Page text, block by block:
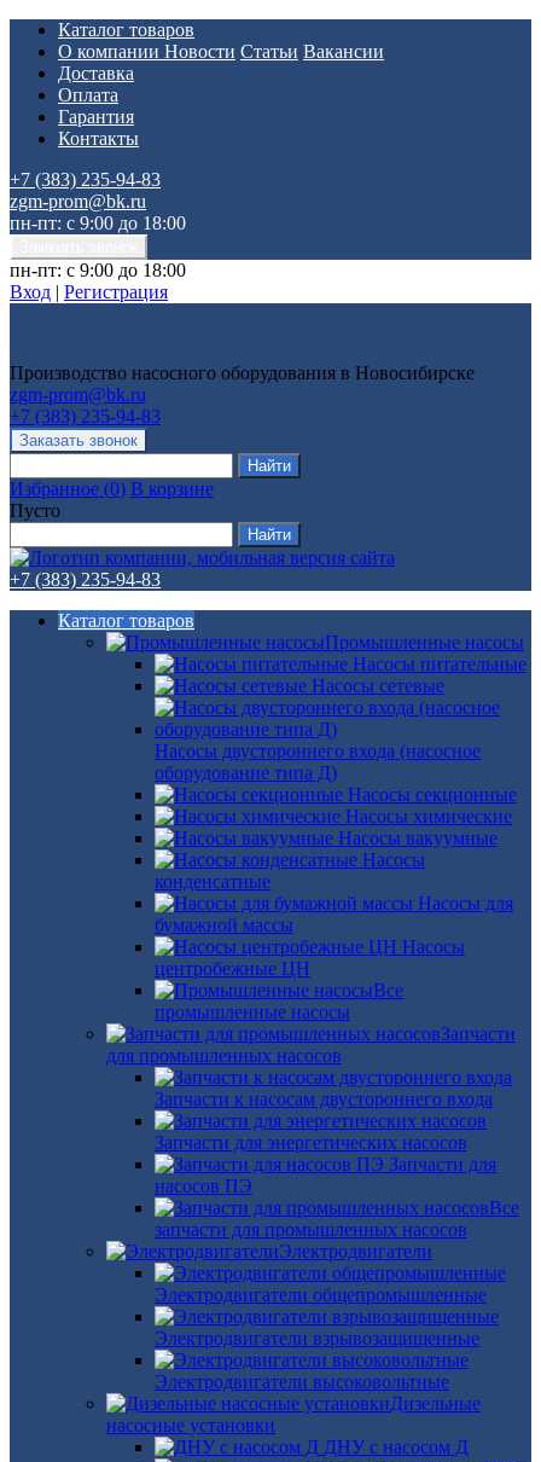
Каталог товаров
О компании Новости Статьи Вакансии
Доставка
Оплата
Гарантия
Контакты
+7 (383) 235-94-83
zgm-prom@bk.ru
пн-пт: с 9:00 до 18:00
пн-пт: с 9:00 до 18:00
Вход | Регистрация
Производство насосного оборудования в Новосибирске
zgm-prom@bk.ru
+7 (383) 235-94-83
Избранное (0) В корзине
Пусто
+7 (383) 235-94-83
Каталог товаров
Промышленные насосы
Насосы питательные
Насосы сетевые
Насосы двустороннего входа (насосное
оборудование типа Д)
Насосы секционные
Насосы химические
Насосы вакуумные
Насосы
конденсатные
Насосы для
бумажной массы
Насосы
центробежные ЦН
Все
промышленные насосы
Запчасти
для промышленных насосов
Запчасти к насосам двустороннего входа
Запчасти для энергетических насосов
Запчасти для
насосов ПЭ
Все
запчасти для промышленных насосов
Электродвигатели
Электродвигатели общепромышленные
Электродвигатели взрывозащищенные
Электродвигатели высоковольтные
Дизельные
насосные установки
ДНУ с насосом Д